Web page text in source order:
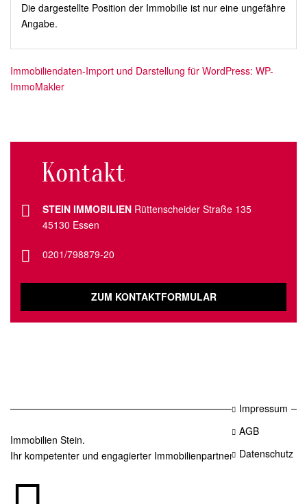
Die dargestellte Position der Immobilie ist nur eine ungefähre
Angabe.
Immobiliendaten-Import und Darstellung für WordPress: WP-
ImmoMakler
Kontakt
STEIN IMMOBILIEN Rüttenscheider Straße 135
45130 Essen
0201/798879-20
ZUM KONTAKTFORMULAR
Immobilien Stein.
Ihr kompetenter und engagierter Immobilienpartner in Essen.
Impressum
AGB
Datenschutz